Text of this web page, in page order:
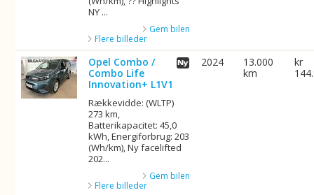
NY ...
Gem bilen
Flere billeder
Opel Combo /
Combo Life
Innovation+ L1V1
Rækkevidde: (WLTP)
273 km,
Batterikapacitet: 45,0
kWh, Energiforbrug: 203
(Wh/km), Ny facelifted
202...
Gem bilen
Flere billeder
2024
13.000
km
kr